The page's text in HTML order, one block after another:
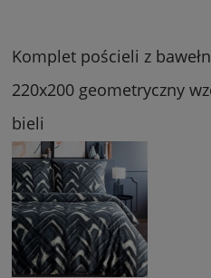
Komplet pościeli z
220x200 geometryczny
bieli